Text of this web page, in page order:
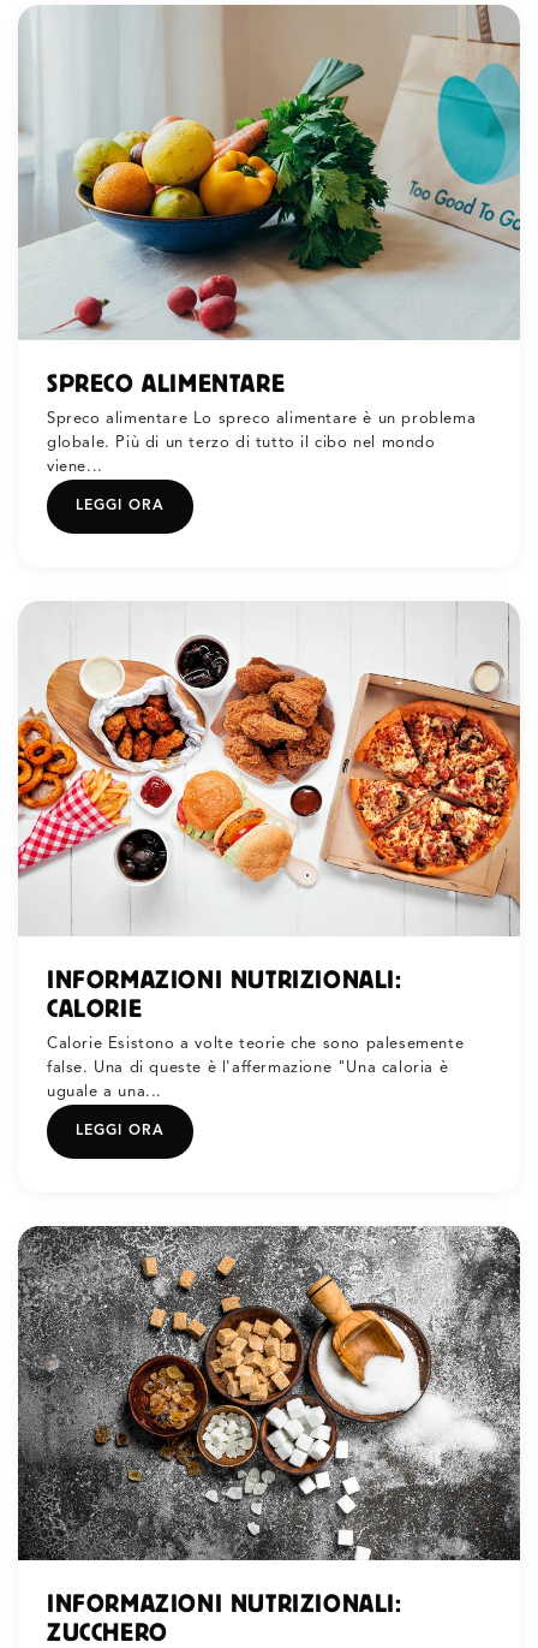
SPRECO ALIMENTARE
Spreco alimentare Lo spreco alimentare è un problema
globale. Più di un terzo di tutto il cibo nel mondo
viene...
LEGGI ORA
INFORMAZIONI NUTRIZIONALI:
CALORIE
Calorie Esistono a volte teorie che sono palesemente
false. Una di queste è l'affermazione "Una caloria è
uguale a una...
LEGGI ORA
INFORMAZIONI NUTRIZIONALI:
ZUCCHERO